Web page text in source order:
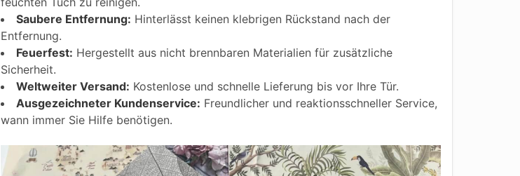
Saubere Entfernung: Hinterlässt keinen klebrigen Rückstand nach der
Entfernung.
Feuerfest: Hergestellt aus nicht brennbaren Materialien für zusätzliche
Sicherheit.
Weltweiter Versand: Kostenlose und schnelle Lieferung bis vor Ihre Tür.
Ausgezeichneter Kundenservice: Freundlicher und reaktionsschneller Service,
wann immer Sie Hilfe benötigen.